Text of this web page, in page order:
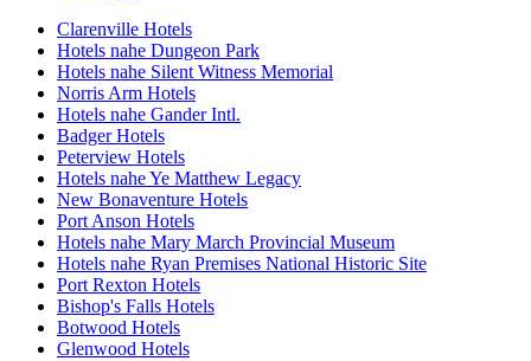
Clarenville Hotels
Hotels nahe Dungeon Park
Hotels nahe Silent Witness Memorial
Norris Arm Hotels
Hotels nahe Gander Intl.
Badger Hotels
Peterview Hotels
Hotels nahe Ye Matthew Legacy
New Bonaventure Hotels
Port Anson Hotels
Hotels nahe Mary March Provincial Museum
Hotels nahe Ryan Premises National Historic Site
Port Rexton Hotels
Bishop's Falls Hotels
Botwood Hotels
Glenwood Hotels